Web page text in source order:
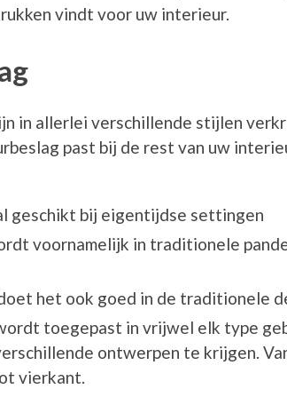
vindt voor uw interieur.
in allerlei verschillende stijlen
past bij de rest van uw
geschikt bij eigentijdse settingen
voornamelijk in traditionele
het ook goed in de traditionele
toegepast in vrijwel elk type
ontwerpen te krijgen.
vierkant.